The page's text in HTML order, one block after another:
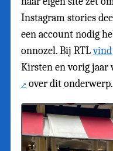
Instagram stories
een account nodig
onnozel. Bij RTL
Kirsten en vorig jaar
over dit onderwerp.